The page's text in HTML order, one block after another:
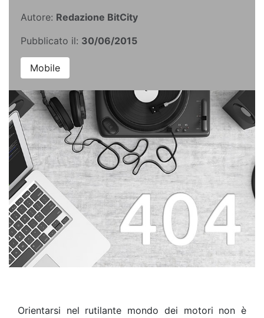
Autore: Redazione BitCity
Pubblicato il: 30/06/2015
Mobile
Orientarsi nel rutilante mondo dei motori non è